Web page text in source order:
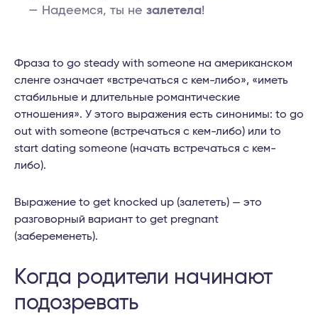
— Надеемся, ты не залетела!
Фраза to go steady with someone на американском
сленге означает «встречаться с кем-либо», «иметь
стабильные и длительные романтические
отношения». У этого выражения есть синонимы: to go
out with someone (встречаться с кем-либо) или to
start dating someone (начать встречаться с кем-
либо).
Выражение to get knocked up (залететь) — это
разговорный вариант to get pregnant
(забеременеть).
Когда родители начинают
подозревать